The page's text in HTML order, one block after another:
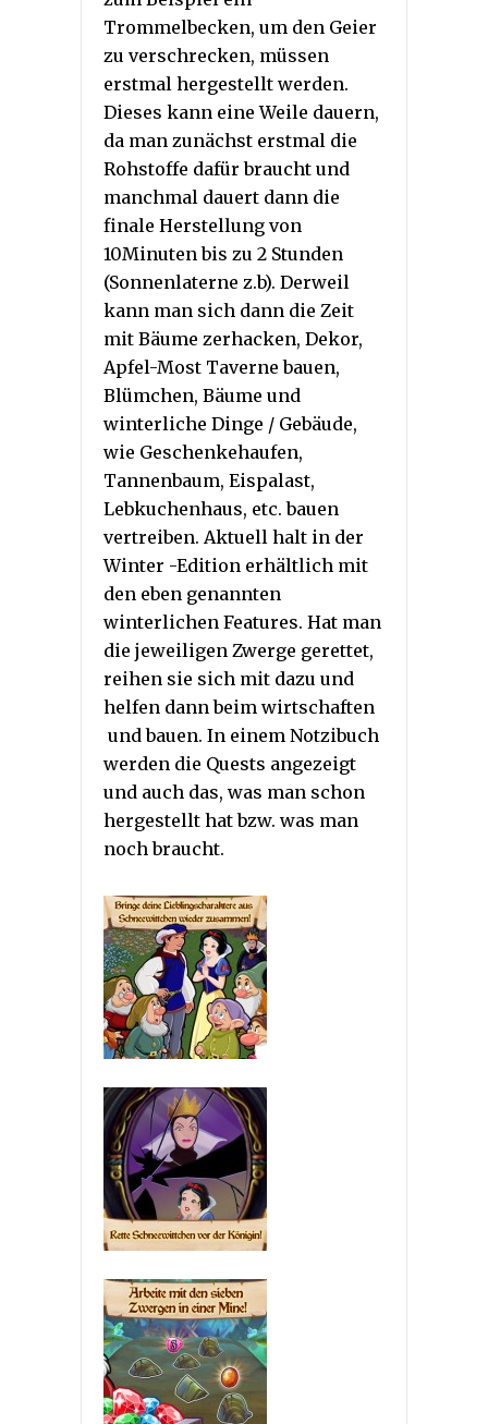
Trommelbecken, um den Geier
zu verschrecken, müssen
erstmal hergestellt werden.
Dieses kann eine Weile dauern,
da man zunächst erstmal die
Rohstoffe dafür braucht und
manchmal dauert dann die
finale Herstellung von
10Minuten bis zu 2 Stunden
(Sonnenlaterne z.b). Derweil
kann man sich dann die Zeit
mit Bäume zerhacken, Dekor,
Apfel-Most Taverne bauen,
Blümchen, Bäume und
winterliche Dinge / Gebäude,
wie Geschenkehaufen,
Tannenbaum, Eispalast,
Lebkuchenhaus, etc. bauen
vertreiben. Aktuell halt in der
Winter -Edition erhältlich mit
den eben genannten
winterlichen Features. Hat man
die jeweiligen Zwerge gerettet,
reihen sie sich mit dazu und
helfen dann beim wirtschaften
und bauen. In einem Notzibuch
werden die Quests angezeigt
und auch das, was man schon
hergestellt hat bzw. was man
noch braucht.